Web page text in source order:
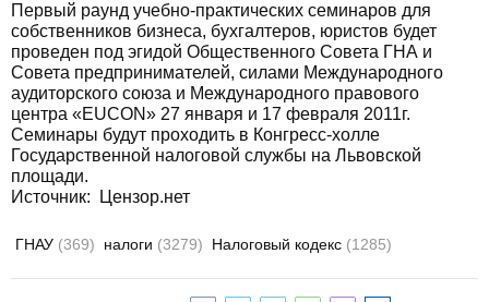
Первый раунд учебно-практических семинаров для
собственников бизнеса, бухгалтеров, юристов будет
проведен под эгидой Общественного Совета ГНА и
Совета предпринимателей, силами Международного
аудиторского союза и Международного правового
центра «EUCON» 27 января и 17 февраля 2011г.
Семинары будут проходить в Конгресс-холле
Государственной налоговой службы на Львовской
площади.
Источник:
Цензор.нет
ГНАУ (369) налоги (3279) Налоговый кодекс (1285)